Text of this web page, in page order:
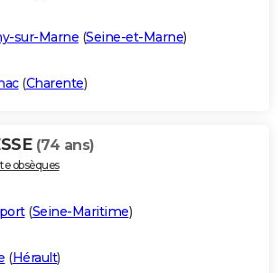
sur-Marne (Seine-et-Marne)
(Charente)
(74 ans)
obsèques
(Seine-Maritime)
(Hérault)